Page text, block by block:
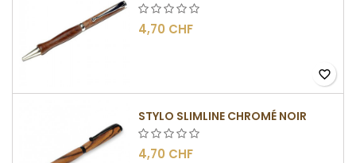
4,70 CHF
favorite_border
STYLO SLIMLINE CHROMÉ NOIR
4,70 CHF